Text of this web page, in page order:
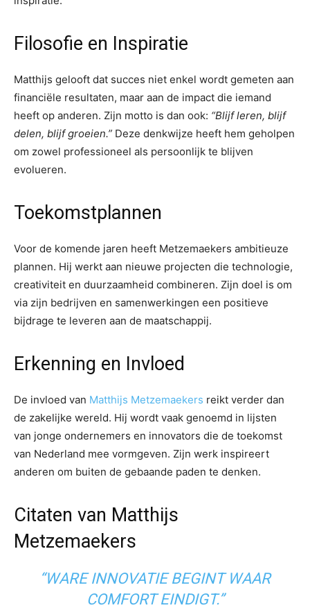
Filosofie en Inspiratie
Matthijs gelooft dat succes niet enkel wordt gemeten aan
financiële resultaten, maar aan de impact die iemand
heeft op anderen. Zijn motto is dan ook: “Blijf leren, blijf
delen, blijf groeien.” Deze denkwijze heeft hem geholpen
om zowel professioneel als persoonlijk te blijven
evolueren.
Toekomstplannen
Voor de komende jaren heeft Metzemaekers ambitieuze
plannen. Hij werkt aan nieuwe projecten die technologie,
creativiteit en duurzaamheid combineren. Zijn doel is om
via zijn bedrijven en samenwerkingen een positieve
bijdrage te leveren aan de maatschappij.
Erkenning en Invloed
De invloed van Matthijs Metzemaekers reikt verder dan
de zakelijke wereld. Hij wordt vaak genoemd in lijsten
van jonge ondernemers en innovators die de toekomst
van Nederland mee vormgeven. Zijn werk inspireert
anderen om buiten de gebaande paden te denken.
Citaten van Matthijs
Metzemaekers
“WARE INNOVATIE BEGINT WAAR
COMFORT EINDIGT.”